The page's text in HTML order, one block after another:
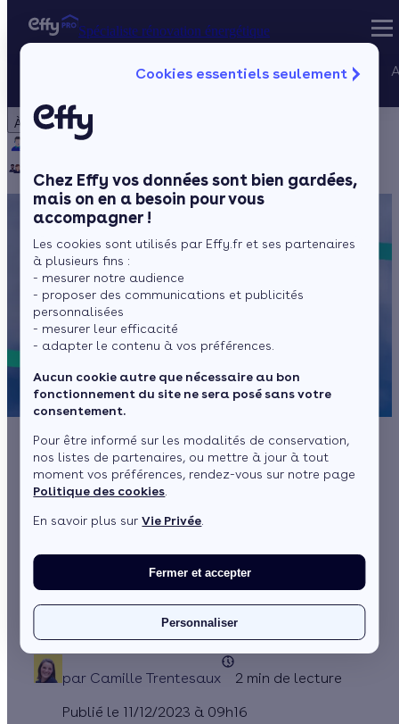
Cookies essentiels seulement
Chez Effy vos données sont bien gardées,
mais on en a besoin pour vous
accompagner !
Les cookies sont utilisés par Effy.fr et ses partenaires
à plusieurs fins :
- mesurer notre audience
- proposer des communications et publicités
personnalisées
- mesurer leur efficacité
- adapter le contenu à vos préférences.
Aucun cookie autre que nécessaire au bon
fonctionnement du site ne sera posé sans votre
consentement.
Pour être informé sur les modalités de conservation,
nos listes de partenaires, ou mettre à jour à tout
moment vos préférences, rendez-vous sur notre page
Politique des cookies
En savoir plus surVie Privée
Fermer et accepter
Personnaliser
À propos
Notre équipe
Rejoignez-nous Presse
Spécialiste rénovation énergétique Nos services
Spécialiste rénovation énergétique
L’Anah dévoile un
calendrier échelonné
de la réforme 2024 de
MaPrimeRénov’
par Camille Trentesaux
Publié le 11/12/2023 à 09h16
2 min de lecture